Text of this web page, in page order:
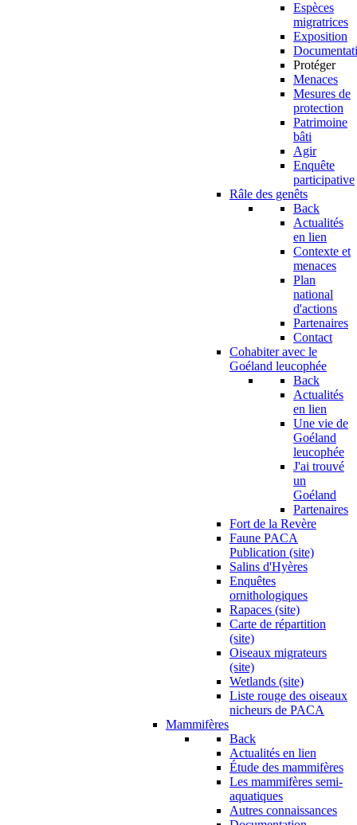
Espèces
migratrices
Exposition
Protéger
Menaces
Mesures de
protection
Patrimoine
bâti
Agir
Enquête
participative
Râle des genêts
Back
Actualités
en lien
Contexte et
menaces
Plan
national
d'actions
Partenaires
Contact
Cohabiter avec le
Goéland leucophée
Back
Actualités
en lien
Une vie de
Goéland
leucophée
J'ai trouvé
un
Goéland
Partenaires
Fort de la Revère
Faune PACA
Publication (site)
Salins d'Hyères
Enquêtes
ornithologiques
Rapaces (site)
Carte de répartition
(site)
Oiseaux migrateurs
(site)
Wetlands (site)
Liste rouge des oiseaux
nicheurs de PACA
Mammifères
Back
Actualités en lien
Étude des mammifères
Les mammifères semi-
aquatiques
Autres connaissances